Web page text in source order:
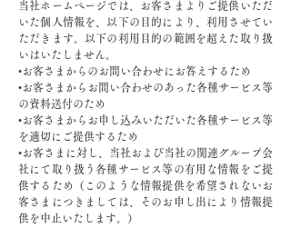
当社ホームページでは、お客さまよりご提供いただ
いた個人情報を、以下の目的により、利用させてい
ただきます。以下の利用目的の範囲を超えた取り扱
いはいたしません。
•お客さまからのお問い合わせにお答えするため
•お客さまからお問い合わせのあった各種サービス等
の資料送付のため
•お客さまからお申し込みいただいた各種サービス等
を適切にご提供するため
•お客さまに対し、当社および当社の関連グループ会
社にて取り扱う各種サービス等の有用な情報をご提
供するため（このような情報提供を希望されないお
客さまにつきましては、そのお申し出により情報提
供を中止いたします。）